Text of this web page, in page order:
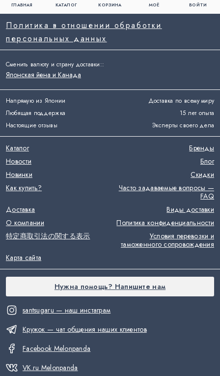
ГЛАВНАЯ КАТАЛОГ КОРЗИНА МОЁ ВОЙТИ
Напрямую из Японии
Доставка по всему миру
Любящая поддержка
15 лет опыта
Настоящие отзывы
Эксперты своего дела
santsugaru — наш инстаграм
Кружок — чат общения наших клиентов
Facebook Melonpanda
VK.ru Melonpanda
Политика в отношении обработки
персональных данных
Каталог
Бренды
Новости
Блог
Новинки
Скидки
Как купить?
Часто задаваемые вопросы —
FAQ
Доставка
Виды доставки
О компании
Политика конфиденциальности
特定商取引法の関する表示
Условия перевозки и
таможенного сопровождения
Карта сайта
Сменить валюту и страну доставки::
Японская йена и Канада
Нужна помощь? Напишите нам